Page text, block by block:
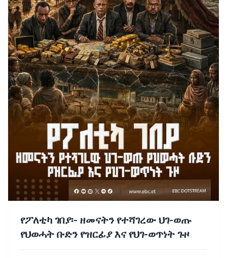
የፖለቲካ ገበያ፡- ዘመናትን የተሻገረው ህገ-ወጡ
የህወሓት ቡድን የዝርፊያ እና የህገ-ወጥነት ጉዞ